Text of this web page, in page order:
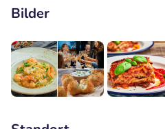
Bilder